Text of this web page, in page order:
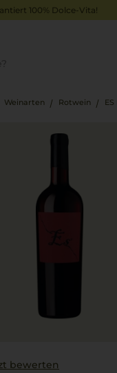
100% Dolce-Vita!
Weinarten Rotwein
bewerten